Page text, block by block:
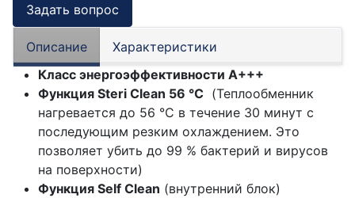
Задать вопрос
Описание
Характеристики
Класс энергоэффективности A+++
Функция Steri Clean 56 °C (Теплообменник
нагревается до 56 °C в течение 30 минут с
последующим резким охлаждением. Это
позволяет убить до 99 % бактерий и вирусов
на поверхности)
Функция Self Clean (внутренний блок)